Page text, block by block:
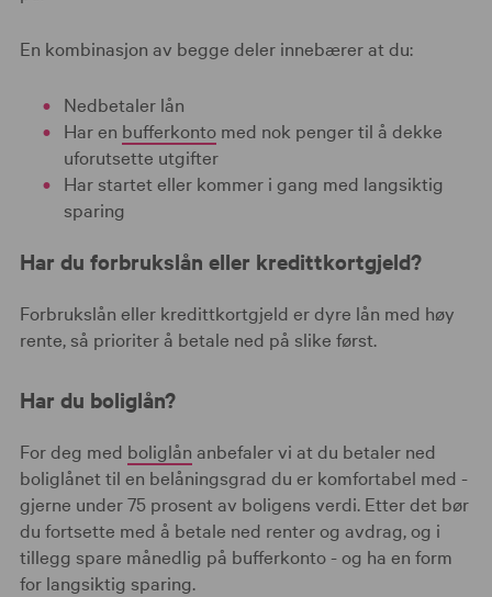
En kombinasjon av begge deler innebærer at du:
Nedbetaler lån
Har en bufferkonto med nok penger til å dekke
uforutsette utgifter
Har startet eller kommer i gang med langsiktig
sparing
Har du forbrukslån eller kredittkortgjeld?
Forbrukslån eller kredittkortgjeld er dyre lån med høy
rente, så prioriter å betale ned på slike først.
Har du boliglån?
For deg med boliglån anbefaler vi at du betaler ned
boliglånet til en belåningsgrad du er komfortabel med -
gjerne under 75 prosent av boligens verdi. Etter det bør
du fortsette med å betale ned renter og avdrag, og i
tillegg spare månedlig på bufferkonto - og ha en form
for langsiktig sparing.